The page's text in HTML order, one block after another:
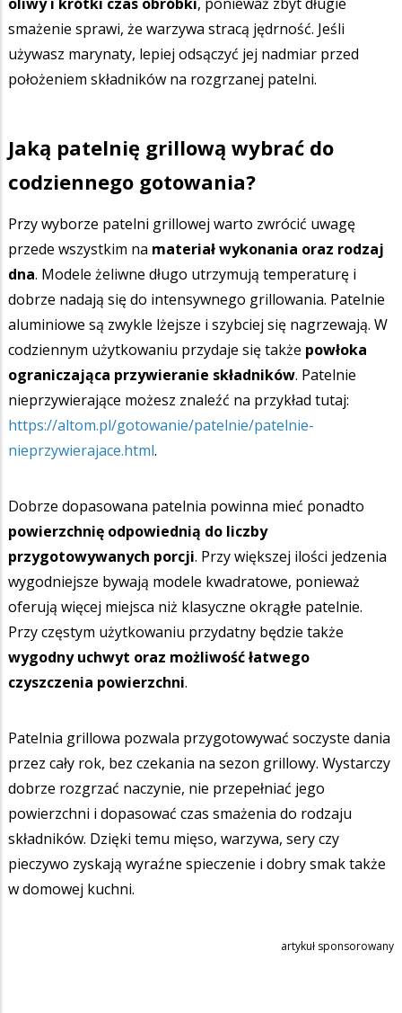
smażenie sprawi, że warzywa stracą jędrność. Jeśli
używasz marynaty, lepiej odsączyć jej nadmiar przed
położeniem składników na rozgrzanej patelni.
Jaką patelnię grillową wybrać do
codziennego gotowania?
Przy wyborze patelni grillowej warto zwrócić uwagę
przede wszystkim na materiał wykonania oraz rodzaj
dna. Modele żeliwne długo utrzymują temperaturę i
dobrze nadają się do intensywnego grillowania. Patelnie
aluminiowe są zwykle lżejsze i szybciej się nagrzewają. W
codziennym użytkowaniu przydaje się także powłoka
ograniczająca przywieranie składników. Patelnie
nieprzywierające możesz znaleźć na przykład tutaj:
https://altom.pl/gotowanie/patelnie/patelnie-
nieprzywierajace.html.
Dobrze dopasowana patelnia powinna mieć ponadto
powierzchnię odpowiednią do liczby
przygotowywanych porcji. Przy większej ilości jedzenia
wygodniejsze bywają modele kwadratowe, ponieważ
oferują więcej miejsca niż klasyczne okrągłe patelnie.
Przy częstym użytkowaniu przydatny będzie także
wygodny uchwyt oraz możliwość łatwego
czyszczenia powierzchni.
Patelnia grillowa pozwala przygotowywać soczyste dania
przez cały rok, bez czekania na sezon grillowy. Wystarczy
dobrze rozgrzać naczynie, nie przepełniać jego
powierzchni i dopasować czas smażenia do rodzaju
składników. Dzięki temu mięso, warzywa, sery czy
pieczywo zyskają wyraźne spieczenie i dobry smak także
w domowej kuchni.
artykuł sponsorowany